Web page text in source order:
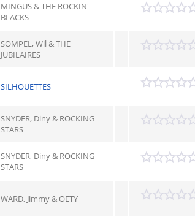
MINGUS & THE ROCKIN'
BLACKS
SOMPEL, Wil & THE
JUBILAIRES
SILHOUETTES
SNYDER, Diny & ROCKING
STARS
SNYDER, Diny & ROCKING
STARS
WARD, Jimmy & OETY